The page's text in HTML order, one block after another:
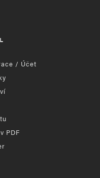
/ Účet
PDF